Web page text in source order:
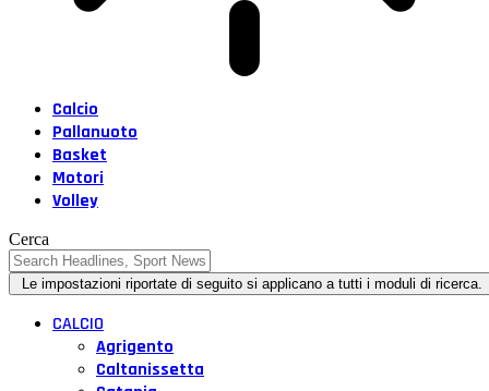
Calcio
Pallanuoto
Basket
Motori
Volley
Cerca
CALCIO
Agrigento
Caltanissetta